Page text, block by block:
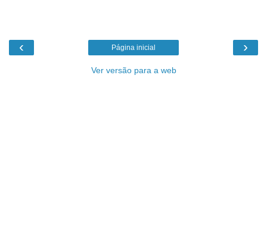
‹ ›
Página inicial
Ver versão para a web